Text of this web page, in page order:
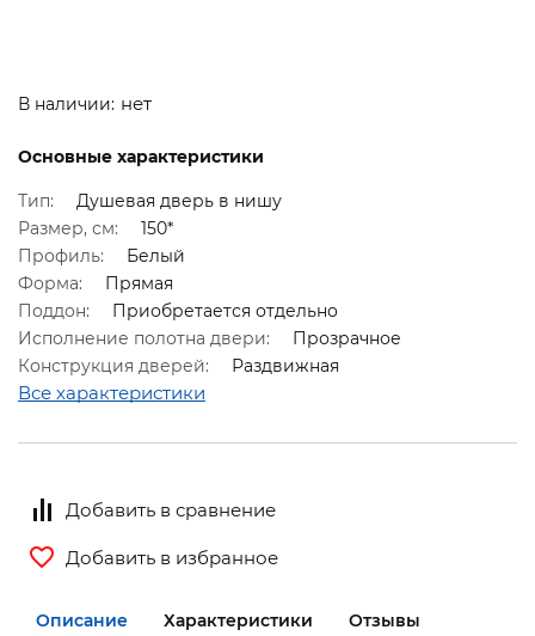
В наличии: нет
Основные характеристики
Тип:
Душевая дверь в нишу
Размер, см:
150*
Профиль:
Белый
Форма:
Прямая
Поддон:
Приобретается отдельно
Исполнение полотна двери:
Прозрачное
Конструкция дверей:
Раздвижная
Все характеристики
Добавить в сравнение
Добавить в избранное
Описание Характеристики Отзывы